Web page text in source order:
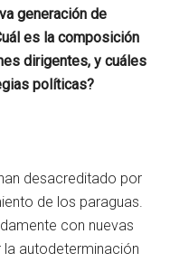
generación de
es la composición
dirigentes, y cuáles
políticas?
desacreditado por
de los paraguas.
con nuevas
la autodeterminación